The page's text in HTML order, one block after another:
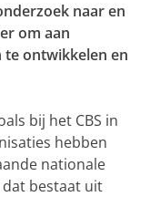
naar en
om aan
ontwikkelen en
bij het CBS in
hebben
nationale
bestaat uit